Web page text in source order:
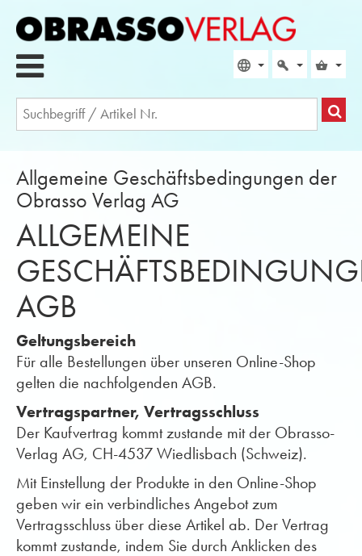
Allgemeine Geschäftsbedingungen der
Obrasso Verlag AG
ALLGEMEINE
AGB
Geltungsbereich
Für alle Bestellungen über unseren Online-Shop
gelten die nachfolgenden AGB.
Vertragspartner, Vertragsschluss
Der Kaufvertrag kommt zustande mit der Obrasso-
Verlag AG, CH-4537 Wiedlisbach (Schweiz).
Mit Einstellung der Produkte in den Online-Shop
geben wir ein verbindliches Angebot zum
Vertragsschluss über diese Artikel ab. Der Vertrag
kommt zustande, indem Sie durch Anklicken des